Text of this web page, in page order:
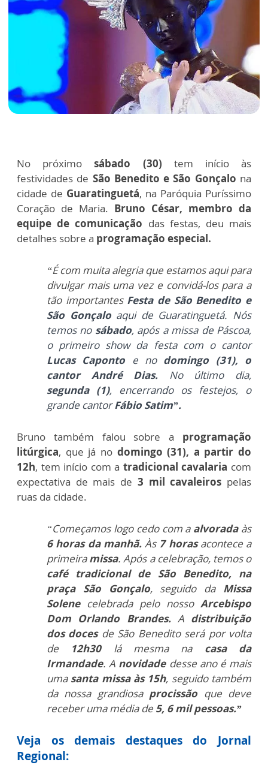
No próximosábado (30) tem início às
festividades de São Benedito e São Gonçalo na
cidade de Guaratinguetá, na Paróquia Puríssimo
Coração de Maria. Bruno César, membro da
equipe de comunicação das festas, deu mais
detalhes sobre a programação especial.
“É com muita alegria que estamos aqui para
divulgar mais uma vez e convidá-los para a
tão importantes Festa de São Benedito e
São Gonçalo aqui de Guaratinguetá. Nós
temos no sábado, após a missa de Páscoa,
o primeiro show da festa com o cantor
Lucas Caponto e no domingo (31), o
cantor André Dias. No último dia,
segunda (1), encerrando os festejos, o
grande cantorFábio Satim”.
Bruno também falou sobre a programação
litúrgica, que já no domingo (31), a partir do
12h, tem início com a tradicional cavalaria com
expectativa de mais de 3 mil cavaleiros pelas
ruas da cidade.
“Começamos logo cedo com a alvorada às
6 horas da manhã.Às 7 horasacontece a
primeiramissa. Após a celebração, temos o
café tradicional de São Benedito, na
praça São Gonçalo, seguido da Missa
Solenecelebrada pelo nosso Arcebispo
Dom Orlando Brandes. A distribuição
dos doces de São Benedito será por volta
de
12h30 lá mesma na casa da
Irmandade. A novidade desse ano é mais
uma santa missa às 15h, seguido também
da nossa grandiosa procissão que deve
receber uma média de 5, 6 mil pessoas.”
Veja os demais destaques do Jornal
Regional: